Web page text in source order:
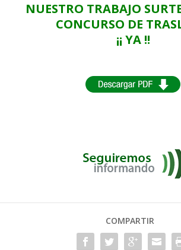
NUESTRO TRABAJO
CONCURSO DE
¡¡ YA !!
COMPARTIR